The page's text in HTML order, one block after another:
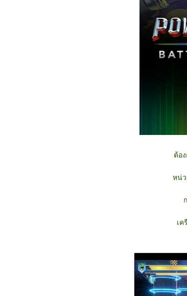
ต้อ
หน่ว
เ